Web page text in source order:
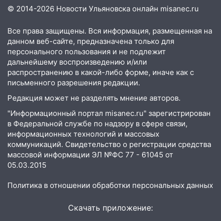
мужчину, пропавшего ещё 19 июля
10:30 От мотофристайла до прогулки с
хаски: куда сходить в Ульяновской
области 8–9 августа
10:11 Директора ульяновской
«Нефтяной топливной компании» будут
судить за неуплату 48,4 млн рублей
налогов
09:28 Дети на дорогах: пострадали
велосипедисты, мотоциклисты и
пешеходы. Обзор крупных аварий в
08:30
Поджог со свечой, 16 сгоревших
© 2014-2026 Новости Ульяновска онлайн misanec.ru
Все права защищены. Вся информация, размещенная на
данном веб-сайте, предназначена только для
персонального пользования и не подлежит
дальнейшему воспроизведению и/или
распространению в какой-либо форме, иначе как с
письменного разрешения редакции.
Редакция может не разделять мнение авторов.
"Информационный портал misanec.ru" зарегистрирован
в Федеральной службе по надзору в сфере связи,
информационных технологий и массовых
коммуникаций. Свидетельство о регистрации средства
массовой информации ЭЛ №ФС 77 - 61045 от
05.03.2015
Политика в отношении обработки персональных данных
Скачать приложение: